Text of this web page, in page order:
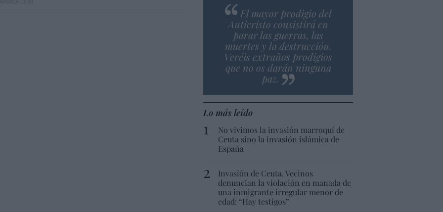
El mayor prodigio del
Anticristo consistirá en
parar las guerras, las
muertes y la destrucción.
Veréis extraños prodigios
que no os darán ninguna
paz.
Lo más leído
No vivimos la invasión marroquí de
Ceuta sino la invasión islámica de
España
Invasión de Ceuta. Vecinos
denuncian la violación en manada de
una inmigrante irregular menor de
edad: “Hay testigos”